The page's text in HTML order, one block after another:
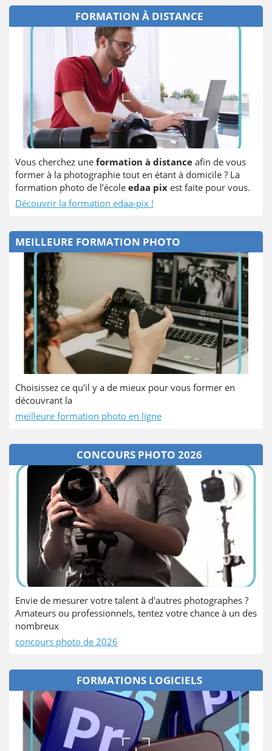
FORMATION À DISTANCE
Vous cherchez une formation à distance afin de vous
former à la photographie tout en étant à domicile ? La
formation photo de l’école edaa pix est faite pour vous.
Découvrir la formation edaa-pix !
MEILLEURE FORMATION PHOTO
Choisissez ce qu'il y a de mieux pour vous former en
découvrant la
meilleure formation photo en ligne
CONCOURS PHOTO 2026
Envie de mesurer votre talent à d'autres photographes ?
Amateurs ou professionnels, tentez votre chance à un des
nombreux
concours photo de 2026
FORMATIONS LOGICIELS